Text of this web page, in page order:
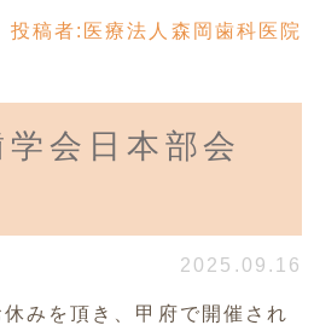
投稿者: 医療法人森岡歯科医院
会日本部会
2025.09.16
みを頂き、甲府で開催され